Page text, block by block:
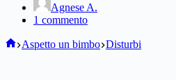
Agnese A.
1 commento
Home
Aspetto un bimbo Disturbi